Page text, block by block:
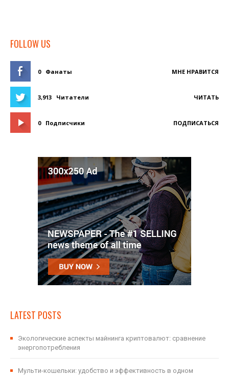
FOLLOW US
0 Фанаты МНЕ НРАВИТСЯ
3,913 Читатели ЧИТАТЬ
0 Подписчики ПОДПИСАТЬСЯ
LATEST POSTS
Экологические аспекты майнинга криптовалют: сравнение
энергопотребления
Мульти-кошельки: удобство и эффективность в одном